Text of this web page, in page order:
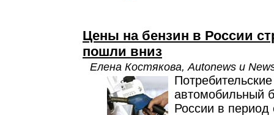
Цены на бензин в России
пошли вниз
Елена Костякова, Autonews и
автомобильный
России в период